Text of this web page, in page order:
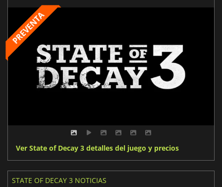
Ver State of Decay 3 detalles del juego y precios
STATE OF DECAY 3 NOTICIAS